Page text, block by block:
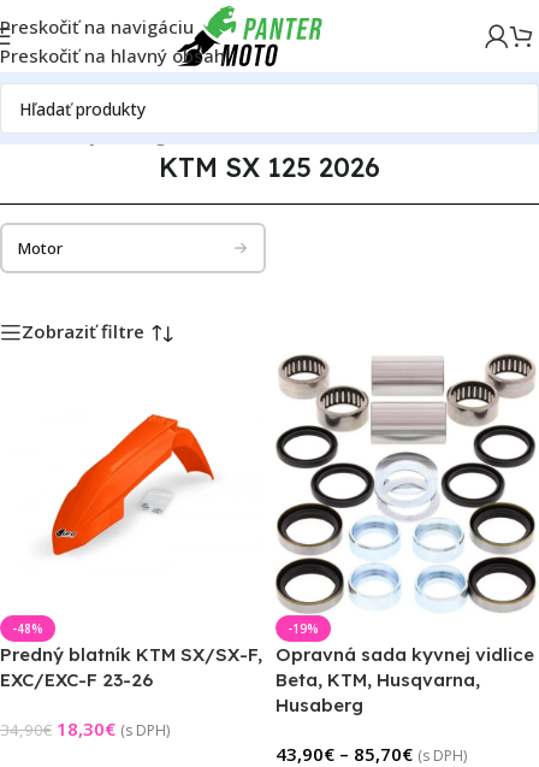
Preskočiť na navigáciu
Preskočiť na hlavný obsah
dielyKatalóg motoriekKTMKTM SX 125KTM SX 125 2026
KTM SX 125 2026
Motor
Zobraziť filtre
-48%
Predný blatník KTM SX/SX-F,
EXC/EXC-F 23-26
34,90€ 18,30€ (s DPH)
-19%
Opravná sada kyvnej vidlice
Beta, KTM, Husqvarna,
Husaberg
43,90€ – 85,70€ (s DPH)